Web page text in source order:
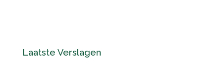
Laatste Verslagen